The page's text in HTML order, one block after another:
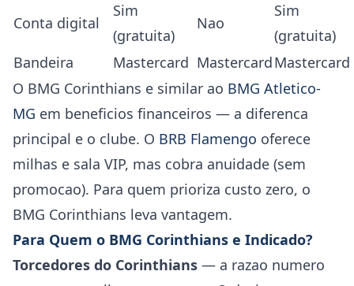
Conta digital
Sim
(gratuita)
Nao
Sim
(gratuita)
Bandeira
Mastercard MastercardMastercard
O BMG Corinthians e similar ao BMG Atletico-
MG em beneficios financeiros — a diferenca
principal e o clube. O BRB Flamengo oferece
milhas e sala VIP, mas cobra anuidade (sem
promocao). Para quem prioriza custo zero, o
BMG Corinthians leva vantagem.
Para Quem o BMG Corinthians e Indicado?
Torcedores do Corinthians — a razao numero